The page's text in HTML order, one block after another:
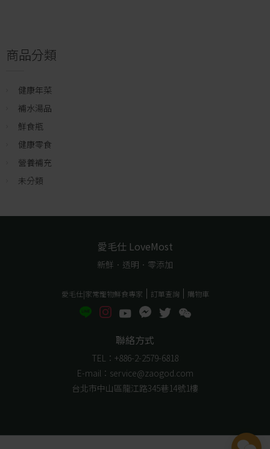
商品分類
健康年菜
補水湯品
鮮食瓶
健康零食
營養補充
未分類
愛毛仕 LoveMost
新鮮．透明．零添加
愛毛仕|家常寵物鮮食專家 訂單查詢 購物車
聯絡方式
TEL：+886-2-2579-6818
E-mail：service@zaogod.com
台北市中山區龍江路345巷14號1樓